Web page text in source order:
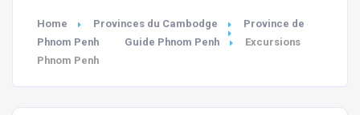
Home Provinces du Cambodge
Province de
Phnom Penh
Guide Phnom Penh
Excursions
Phnom Penh